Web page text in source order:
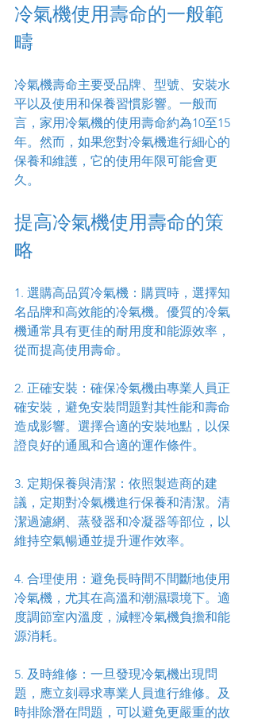
冷氣機使用壽命的一般範
疇
冷氣機壽命主要受品牌、型號、安裝水
平以及使用和保養習慣影響。一般而
言，家用冷氣機的使用壽命約為10至15
年。然而，如果您對冷氣機進行細心的
保養和維護，它的使用年限可能會更
久。
提高冷氣機使用壽命的策
略
1. 選購高品質冷氣機：購買時，選擇知
名品牌和高效能的冷氣機。優質的冷氣
機通常具有更佳的耐用度和能源效率，
從而提高使用壽命。
2. 正確安裝：確保冷氣機由專業人員正
確安裝，避免安裝問題對其性能和壽命
造成影響。選擇合適的安裝地點，以保
證良好的通風和合適的運作條件。
3. 定期保養與清潔：依照製造商的建
議，定期對冷氣機進行保養和清潔。清
潔過濾網、蒸發器和冷凝器等部位，以
維持空氣暢通並提升運作效率。
4. 合理使用：避免長時間不間斷地使用
冷氣機，尤其在高溫和潮濕環境下。適
度調節室內溫度，減輕冷氣機負擔和能
源消耗。
5. 及時維修：一旦發現冷氣機出現問
題，應立刻尋求專業人員進行維修。及
時排除潛在問題，可以避免更嚴重的故